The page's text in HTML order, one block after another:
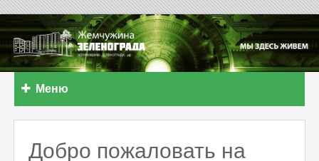
Меню
Добро пожаловать на